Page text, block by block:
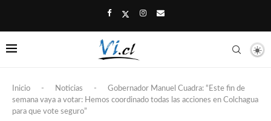
Inicio - Noticias -
Gobernador Manuel Cuadra: “Este fin de
semana vaya a votar: Hemos coordinado todas las acciones en Colchagua
para que vote seguro”